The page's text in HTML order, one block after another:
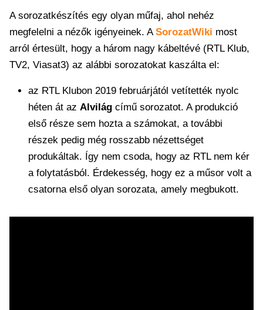
A sorozatkészítés egy olyan műfaj, ahol nehéz
megfelelni a nézők igényeinek. ASorozatWiki most
arról értesült, hogy a három nagy kábeltévé (RTL Klub,
TV2, Viasat3) az alábbi sorozatokat kaszálta el:
az RTL Klubon 2019 februárjától vetítették nyolc
héten át az Alvilág című sorozatot. A produkció
első része sem hozta a számokat, a további
részek pedig még rosszabb nézettséget
produkáltak. Így nem csoda, hogy az RTL nem kér
a folytatásból. Érdekesség, hogy ez a műsor volt a
csatorna első olyan sorozata, amely megbukott.